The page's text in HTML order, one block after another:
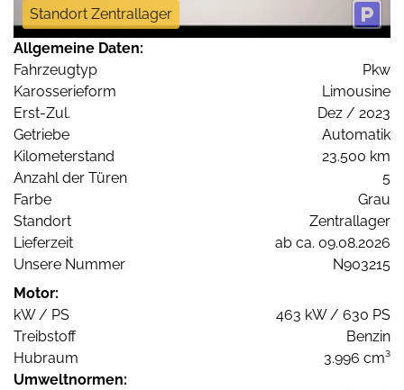
Standort Zentrallager
Allgemeine Daten:
Fahrzeugtyp
Pkw
Karosserieform
Limousine
Erst-Zul.
Dez / 2023
Getriebe
Automatik
Kilometerstand
23.500 km
Anzahl der Türen
5
Farbe
Grau
Standort
Zentrallager
Lieferzeit
ab ca. 09.08.2026
Unsere Nummer
N903215
Motor:
kW / PS
463 kW / 630 PS
Treibstoff
Benzin
Hubraum
3.996 cm³
Umweltnormen: